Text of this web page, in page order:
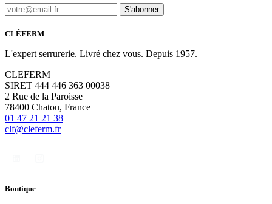
S'abonner
CLÉFERM
L'expert serrurerie. Livré chez vous. Depuis 1957.
CLEFERM
SIRET 444 446 363 00038
2 Rue de la Paroisse
78400 Chatou, France
01 47 21 21 38
clf@cleferm.fr
Boutique